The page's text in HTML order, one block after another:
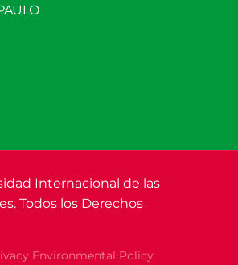
Internacional de las
Todos los Derechos
Environmental Policy